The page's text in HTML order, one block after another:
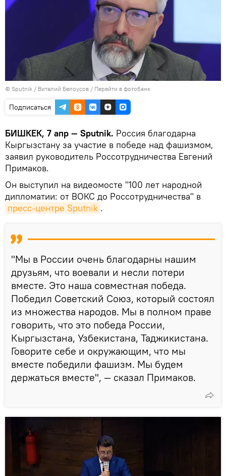
© Sputnik / Виталий Белоусов / Перейти в фотобанк
Подписаться
БИШКЕК, 7 апр — Sputnik. Россия благодарна
Кыргызстану за участие в победе над фашизмом,
заявил руководитель Россотрудничества Евгений
Примаков.
Он выступил на видеомосте "100 лет народной
дипломатии: от ВОКС до Россотрудничества" в
пресс-центре Sputnik .
"Мы в России очень благодарны нашим
друзьям, что воевали и несли потери
вместе. Это наша совместная победа.
Победил Советский Союз, который состоял
из множества народов. Мы в полном праве
говорить, что это победа России,
Кыргызстана, Узбекистана, Таджикистана.
Говорите себе и окружающим, что мы
вместе победили фашизм. Мы будем
держаться вместе", — сказал Примаков.